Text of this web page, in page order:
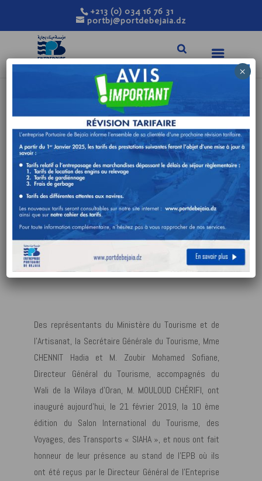
+213 (0) 034 16 76 31
portbj@portdebejaia.dz
LA 10 ÈME ÉDITION
DU SALON
INTERNATIONAL DU
TOURISME, DES
VOYAGES, DES
TRANSPORTS
« SIAHA »
Fév 21, 2019 Actualités
Des représentants du Ministère du Tourisme et de
l’Artisanat, la Secrétaire Générale du Tourisme, Mme
CHENNIT Hadia et M. Zoubir Mohamed Sofiane,
Directeur Général du Tourisme, accompagnés du
Wali de la Wilaya d’Oran, M. MOULOUD CHÉRIFI, ont
inauguré aujourd’hui, le 21 février 2019, la 10 ème
édition du Salon International du Tourisme, des
Voyages, des Transports « SIAHA », et nous ont fait
honneur de leur présence au stand de l’EPB où ils
ont été reçus par le Directeur Général de l’Enteprise
×